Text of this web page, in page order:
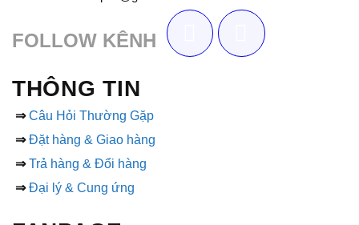
FOLLOW KÊNH
THÔNG TIN
⇒ Câu Hỏi Thường Gặp
⇒ Đặt hàng & Giao hàng
⇒ Trả hàng & Đổi hàng
⇒ Đại lý & Cung ứng